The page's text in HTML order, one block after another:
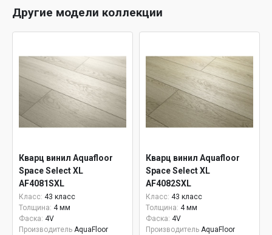
Другие модели коллекции
Кварц винил Aquafloor
Space Select XL
AF4081SXL
Класс: 43 класс
Толщина: 4 мм
Фаска: 4V
Производитель AquaFloor
Кварц винил Aquafloor
Space Select XL
AF4082SXL
Класс: 43 класс
Толщина: 4 мм
Фаска: 4V
Производитель AquaFloor